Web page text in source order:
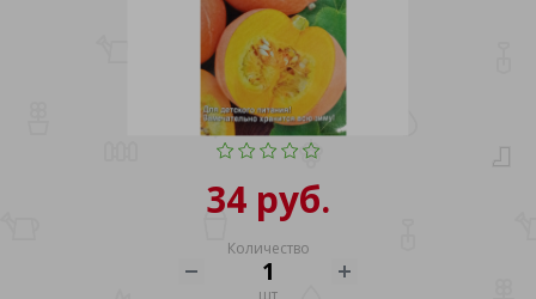
34 руб.
Количество